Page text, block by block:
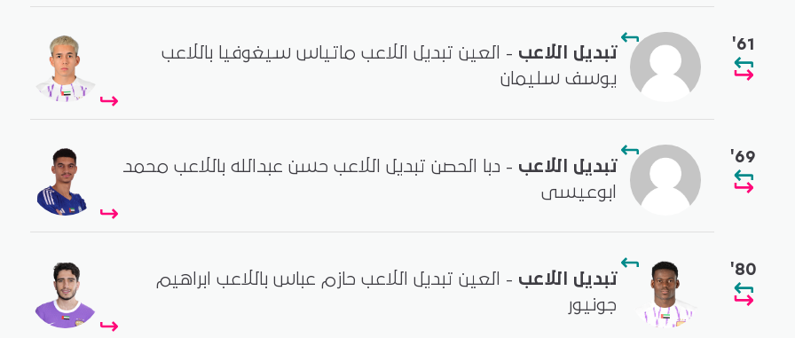
'61
تبديل اللاعب - العين تبديل اللاعب ماتياس سيغوفيا باللاعب
يوسف سليمان
'69
تبديل اللاعب - دبا الحصن تبديل اللاعب حسن عبدالله باللاعب محمد
ابوعيسى
'80
تبديل اللاعب - العين تبديل اللاعب حازم عباس باللاعب ابراهيم
جونيور